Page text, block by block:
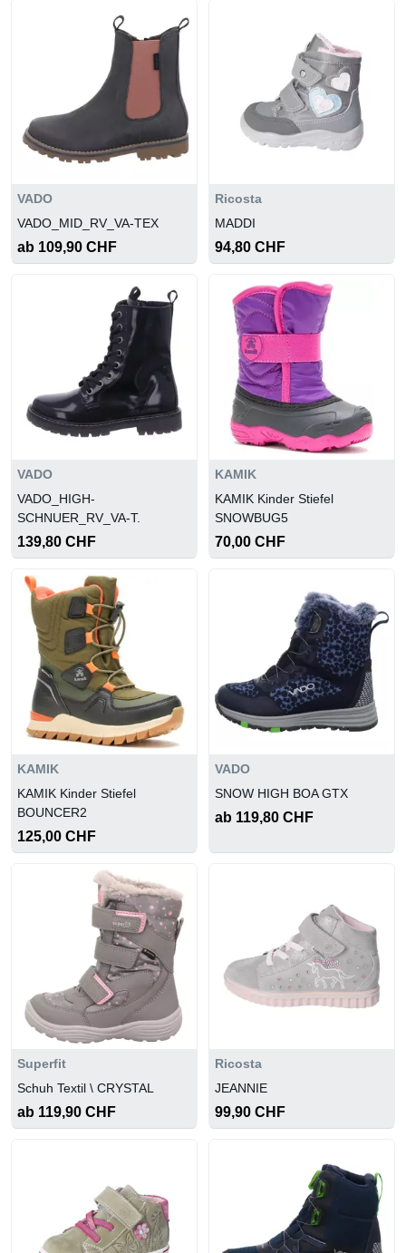
VADO
VADO_MID_RV_VA-TEX
ab 109,90 CHF
Ricosta
MADDI
94,80 CHF
VADO
VADO_HIGH-
SCHNUER_RV_VA-T.
139,80 CHF
KAMIK
KAMIK Kinder Stiefel
SNOWBUG5
70,00 CHF
KAMIK
KAMIK Kinder Stiefel
BOUNCER2
125,00 CHF
VADO
SNOW HIGH BOA GTX
ab 119,80 CHF
Superfit
Schuh Textil \ CRYSTAL
ab 119,90 CHF
Ricosta
JEANNIE
99,90 CHF